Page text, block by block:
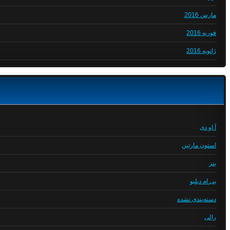
مارس 2016
فوریه 2016
ژانویه 2016
آ او دی
استون مارتین
بنز
بی ام دبلیو
دسته‌بندی نشده
رالی